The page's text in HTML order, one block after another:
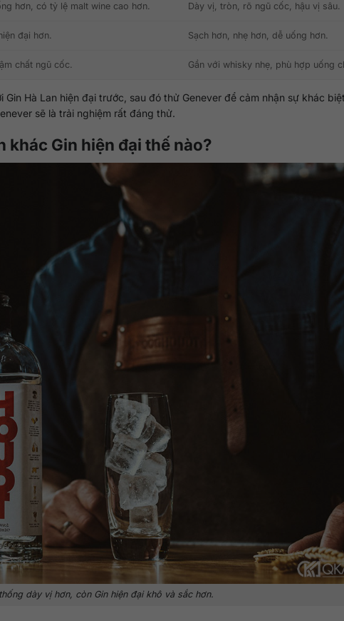
hơn, có tỷ lệ malt wine cao hơn. Dày vị, tròn, rõ ngũ cốc, hậu vị sâu.
đại hơn. Sạch hơn, nhẹ hơn, dễ uống hơn.
chất ngũ cốc. Gần với whisky nhẹ, phù hợp uống
Hà Lan hiện đại trước, sau đó thử Genever để cảm nhận sự khác
sẽ là trải nghiệm rất đáng thử.
khác Gin hiện đại thế nào?
dày vị hơn, còn Gin hiện đại khô và sắc hơn.